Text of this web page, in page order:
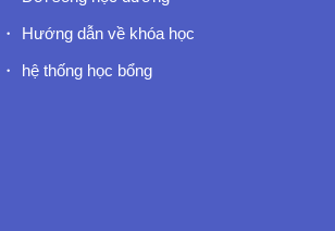
Hướng dẫn về khóa học
hệ thống học bổng